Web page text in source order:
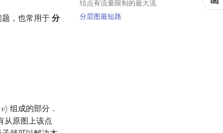
结点有流量限制的最大流
分层图最短路
题，也常用于 分
𝑣⟩
⟩ 组成的部分．
从原图上该点